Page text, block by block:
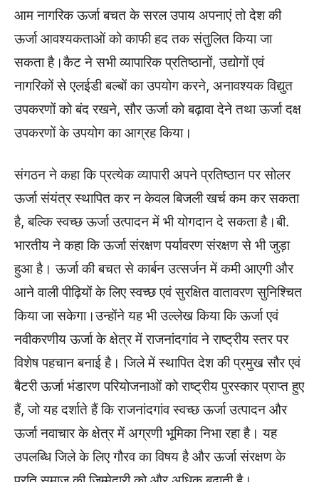
आम नागरिक ऊर्जा बचत के सरल उपाय अपनाएं तो देश की
ऊर्जा आवश्यकताओं को काफी हद तक संतुलित किया जा
सकता है।कैट ने सभी व्यापारिक प्रतिष्ठानों, उद्योगों एवं
नागरिकों से एलईडी बल्बों का उपयोग करने, अनावश्यक विद्युत
उपकरणों को बंद रखने, सौर ऊर्जा को बढ़ावा देने तथा ऊर्जा दक्ष
उपकरणों के उपयोग का आग्रह किया।
संगठन ने कहा कि प्रत्येक व्यापारी अपने प्रतिष्ठान पर सोलर
ऊर्जा संयंत्र स्थापित कर न केवल बिजली खर्च कम कर सकता
है, बल्कि स्वच्छ ऊर्जा उत्पादन में भी योगदान दे सकता है।बी.
भारतीय ने कहा कि ऊर्जा संरक्षण पर्यावरण संरक्षण से भी जुड़ा
हुआ है। ऊर्जा की बचत से कार्बन उत्सर्जन में कमी आएगी और
आने वाली पीढ़ियों के लिए स्वच्छ एवं सुरक्षित वातावरण सुनिश्चित
किया जा सकेगा।उन्होंने यह भी उल्लेख किया कि ऊर्जा एवं
नवीकरणीय ऊर्जा के क्षेत्र में राजनांदगांव ने राष्ट्रीय स्तर पर
विशेष पहचान बनाई है। जिले में स्थापित देश की प्रमुख सौर एवं
बैटरी ऊर्जा भंडारण परियोजनाओं को राष्ट्रीय पुरस्कार प्राप्त हुए
हैं, जो यह दर्शाते हैं कि राजनांदगांव स्वच्छ ऊर्जा उत्पादन और
ऊर्जा नवाचार के क्षेत्र में अग्रणी भूमिका निभा रहा है। यह
उपलब्धि जिले के लिए गौरव का विषय है और ऊर्जा संरक्षण के